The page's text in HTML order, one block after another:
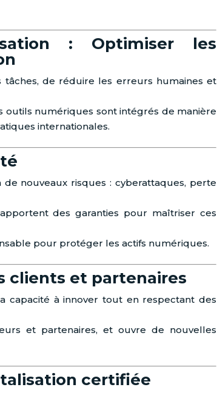
: Optimiser les
tâches, de réduire les erreurs humaines et
outils numériques sont intégrés de manière
internationales.
nouveaux risques : cyberattaques, perte
apportent des garanties pour maîtriser ces
pour protéger les actifs numériques.
clients et partenaires
capacité à innover tout en respectant des
et partenaires, et ouvre de nouvelles
certifiée